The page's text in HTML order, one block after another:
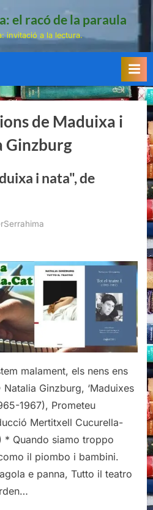
el racó de la paraula
invitació a la lectura.
de Maduixa i
Ginzburg
i nata", de
malament, els nens ens
Ginzburg, ‘Maduixes
1967), Prometeu
Mertitxell Cucurella-
Quando siamo troppo
il piombo i bambini.
e panna, Tutto il teatro